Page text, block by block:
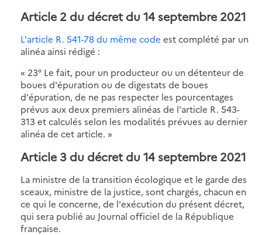
Article 2 du décret du 14 septembre 2021
L'article R. 541-78 du même code est complété par un
alinéa ainsi rédigé :
« 23° Le fait, pour un producteur ou un détenteur de
boues d'épuration ou de digestats de boues
d'épuration, de ne pas respecter les pourcentages
prévus aux deux premiers alinéas de l'article R. 543-
313 et calculés selon les modalités prévues au dernier
alinéa de cet article. »
Article 3 du décret du 14 septembre 2021
La ministre de la transition écologique et le garde des
sceaux, ministre de la justice, sont chargés, chacun en
ce qui le concerne, de l'exécution du présent décret,
qui sera publié au Journal officiel de la République
française.